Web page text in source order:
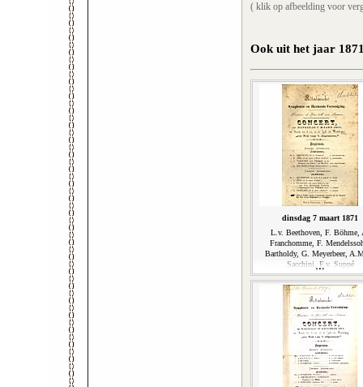
( klik op afbeelding voor
Ook uit het jaar
dinsdag 7 maart 1871
L.v. Beethoven, F. Böhme,
Franchomme, F.
Bartholdy, G. Meyerbeer,
Sacchini, F.v. Suppé